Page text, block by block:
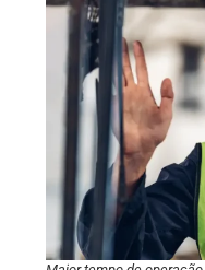
Maior tempo de